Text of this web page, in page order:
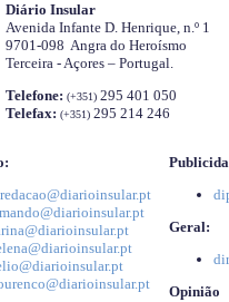
Diário Insular
Avenida Infante D. Henrique, n.º 1
9701-098 Angra do Heroísmo
Terceira - Açores – Portugal.
Telefone: (+351) 295 401 050
Telefax: (+351) 295 214 246
Geral:
Opinião